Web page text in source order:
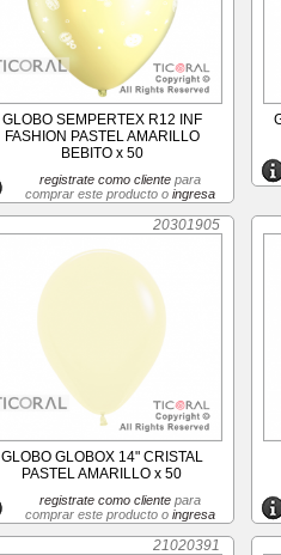
GLOBO SEMPERTEX R12 INF
FASHION PASTEL AMARILLO
BEBITO x 50
registrate como clientepara
comprar este producto o ingresa
20301905
GLOBO GLOBOX 14" CRISTAL
PASTEL AMARILLO x 50
registrate como clientepara
comprar este producto o ingresa
21020391